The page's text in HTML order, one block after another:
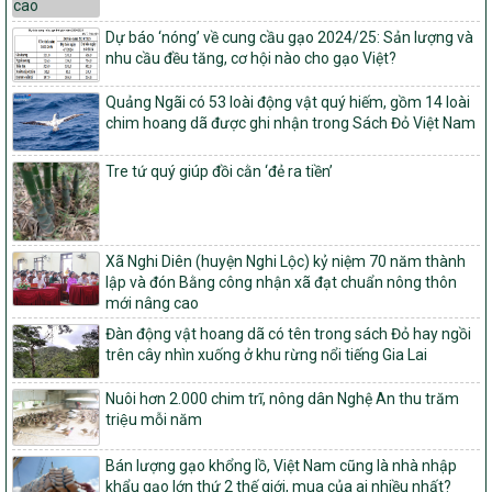
Quyết định số 16/2026/QĐ-TTg
Quy định nguyên tắc, tiêu chí, định mức phân bổ ngân sách trung
ương và tỉ lệ vốn đối ứng ngân sách của địa phương thực hiện
Chương trình mục tiêu quốc gia xây dựng nông thôn mới, giảm
nghèo bền vững và phát triển kinh tế – xã hội vùng đồng bào dân
tộc thiểu số và miền núi giai đoạn 2026 – 2030
1451/QĐ-UBND
Phê duyệt danh sách các xã thuộc nhóm 1, nhóm 2, nhóm 3
trong xây dựng nông thôn mới giai đoạn 2026-2030 trên địa bàn
tỉnh Nghệ An
103/PTNT-NTM
Về việc đăng ký thực hiện Dự án liên kết theo chuỗi giá trị thuộc
Dự án 2 – Chương trình Mục tiêu quốc gia Giảm nghèo bền vững
giai đoạn 2021-2025 được kéo dài sang năm 2026
827/QĐ-BNNMT
Quyết định Ban hành Kế hoạch triển khai thực hiện Chương trình
mục tiêu quốc gia xây dựng nông thôn mới, giảm nghèo bền
vững và phát triển kinh tế – xã hội vùng đồng bào dân tộc thiểu
số và miền núi giai đoạn 2026-2035, giai đoạn I: Từ năm 2026
đến năm 2030
Dự báo ‘nóng’ về cung cầu gạo 2024/25: Sản lượng và
nhu cầu đều tăng, cơ hội nào cho gạo Việt?
Quảng Ngãi có 53 loài động vật quý hiếm, gồm 14 loài
chim hoang dã được ghi nhận trong Sách Đỏ Việt Nam
Tre tứ quý giúp đồi cằn ‘đẻ ra tiền’
Xã Nghi Diên (huyện Nghi Lộc) kỷ niệm 70 năm thành
lập và đón Bằng công nhận xã đạt chuẩn nông thôn
mới nâng cao
Đàn động vật hoang dã có tên trong sách Đỏ hay ngồi
trên cây nhìn xuống ở khu rừng nổi tiếng Gia Lai
Nuôi hơn 2.000 chim trĩ, nông dân Nghệ An thu trăm
triệu mỗi năm
Bán lượng gạo khổng lồ, Việt Nam cũng là nhà nhập
khẩu gạo lớn thứ 2 thế giới, mua của ai nhiều nhất?